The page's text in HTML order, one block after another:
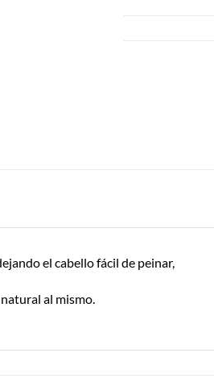
el cabello fácil de peinar,
al mismo.